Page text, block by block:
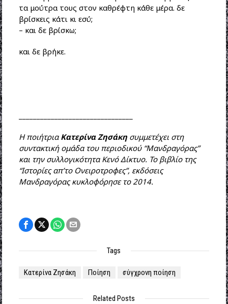
τα μούτρα τους στον καθρέφτη κάθε μέρα. δε
βρίσκεις κάτι κι εσύ;
– και δε βρίσκω;
και δε βρήκε.
Η ποιήτρια Κατερίνα Ζησάκησυμμετέχει στη
συντακτική ομάδα του περιοδικού “Μανδραγόρας”
και την συλλογικότητα Κενό Δίκτυο. Το βιβλίο της
“Ιστορίες απ’το Ονειροτροφες”, εκδόσεις
Μανδραγόρας κυκλοφόρησε το 2014.
Tags
Κατερίνα Ζησάκη Ποίηση σύγχρονη ποίηση
Related Posts